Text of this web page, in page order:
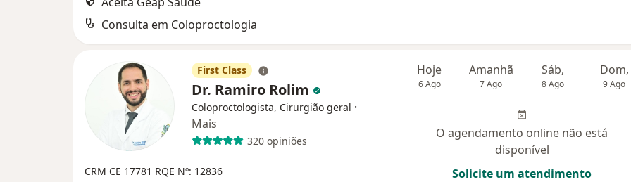
Consulta em Coloproctologia
First Class
Dr. Ramiro Rolim
Coloproctologista, Cirurgião geral ·
Mais
320 opiniões
CRM CE 17781 RQE Nº: 12836
Hoje
6 Ago
Amanhã
7 Ago
Sáb,
8 Ago
Dom,
9 Ago
O agendamento online não está
disponível
Solicite um atendimento